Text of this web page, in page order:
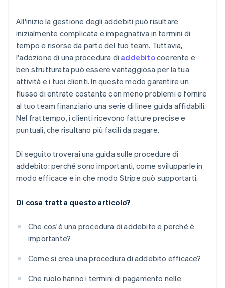
All'inizio la gestione degli addebiti può risultare
inizialmente complicata e impegnativa in termini di
tempo e risorse da parte del tuo team. Tuttavia,
l'adozione di una procedura di addebitocoerente e
ben strutturata può essere vantaggiosa per la tua
attività e i tuoi clienti. In questo modo garantire un
flusso di entrate costante con meno problemi e fornire
al tuo team finanziario una serie di linee guida affidabili.
Nel frattempo, i clienti ricevono fatture precise e
puntuali, che risultano più facili da pagare.
Di seguito troverai una guida sulle procedure di
addebito: perché sono importanti, come svilupparle in
modo efficace e in che modo Stripe può supportarti.
Di cosa tratta questo articolo?
Che cos'è una procedura di addebito e perché è
importante?
Come si crea una procedura di addebito efficace?
Che ruolo hanno i termini di pagamento nelle